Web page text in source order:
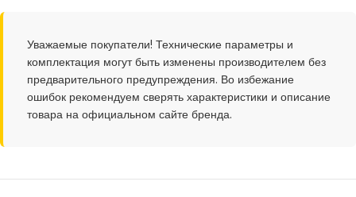
Уважаемые покупатели! Технические параметры и
комплектация могут быть изменены производителем без
предварительного предупреждения. Во избежание
ошибок рекомендуем сверять характеристики и описание
товара на официальном сайте бренда.